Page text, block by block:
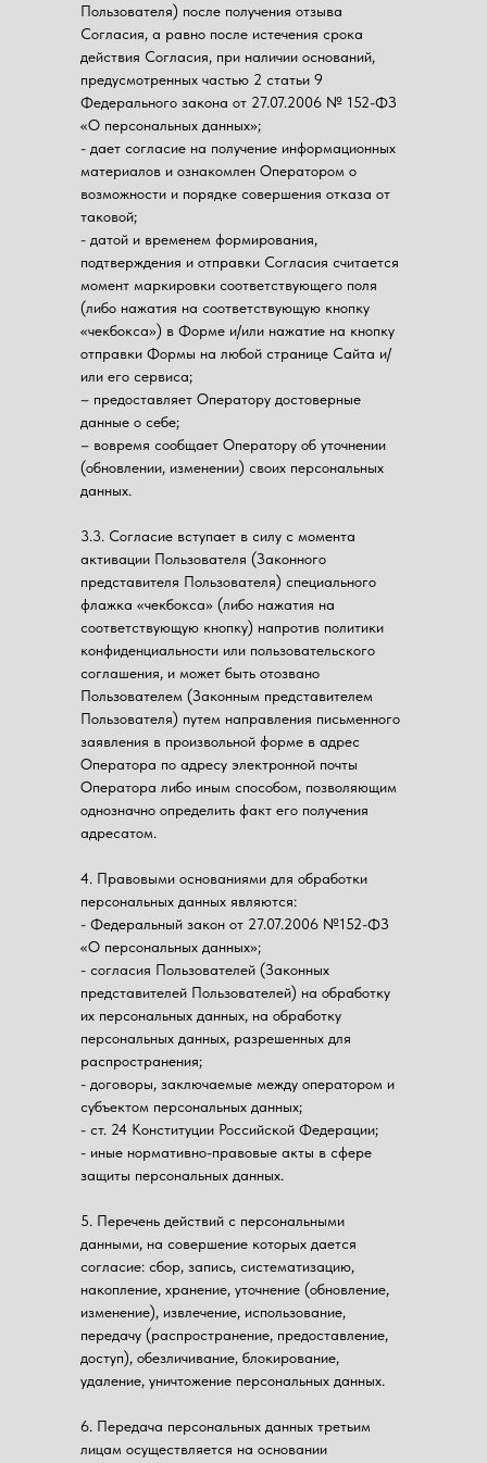
Пользователя) после получения отзыва
Согласия, а равно после истечения срока
действия Согласия, при наличии оснований,
предусмотренных частью 2 статьи 9
Федерального закона от 27.07.2006 № 152-ФЗ
«О персональных данных»;
- дает согласие на получение информационных
материалов и ознакомлен Оператором о
возможности и порядке совершения отказа от
таковой;
- датой и временем формирования,
подтверждения и отправки Согласия считается
момент маркировки соответствующего поля
(либо нажатия на соответствующую кнопку
«чекбокса») в Форме и/или нажатие на кнопку
отправки Формы на любой странице Сайта и/
или его сервиса;
– предоставляет Оператору достоверные
данные о себе;
– вовремя сообщает Оператору об уточнении
(обновлении, изменении) своих персональных
данных.
3.3. Согласие вступает в силу с момента
активации Пользователя (Законного
представителя Пользователя) специального
флажка «чекбокса» (либо нажатия на
соответствующую кнопку) напротив политики
конфиденциальности или пользовательского
соглашения, и может быть отозвано
Пользователем (Законным представителем
Пользователя) путем направления письменного
заявления в произвольной форме в адрес
Оператора по адресу электронной почты
Оператора либо иным способом, позволяющим
однозначно определить факт его получения
адресатом.
4. Правовыми основаниями для обработки
персональных данных являются:
- Федеральный закон от 27.07.2006 №152-ФЗ
«О персональных данных»;
- согласия Пользователей (Законных
представителей Пользователей) на обработку
их персональных данных, на обработку
персональных данных, разрешенных для
распространения;
- договоры, заключаемые между оператором и
субъектом персональных данных;
- ст. 24 Конституции Российской Федерации;
- иные нормативно-правовые акты в сфере
защиты персональных данных.
5. Перечень действий с персональными
данными, на совершение которых дается
согласие: сбор, запись, систематизацию,
накопление, хранение, уточнение (обновление,
изменение), извлечение, использование,
передачу (распространение, предоставление,
доступ), обезличивание, блокирование,
удаление, уничтожение персональных данных.
6. Передача персональных данных третьим
лицам осуществляется на основании